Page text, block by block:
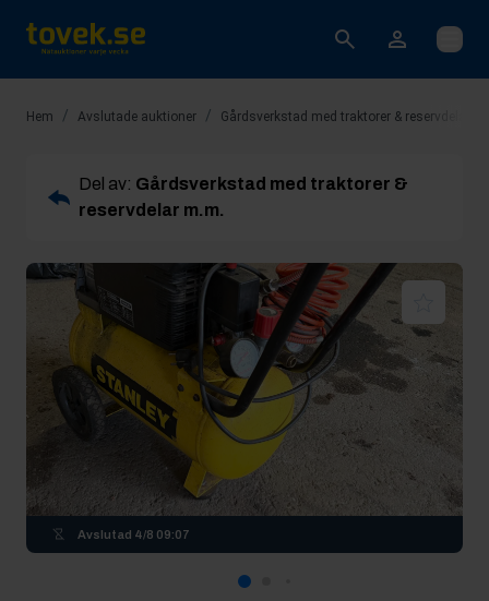
Öppna
Hem / Avslutade auktioner / Gårdsverkstad med traktorer & reservdelar
Del av: Gårdsverkstad med traktorer &
reservdelar m.m.
Avslutad 4/8 09:07